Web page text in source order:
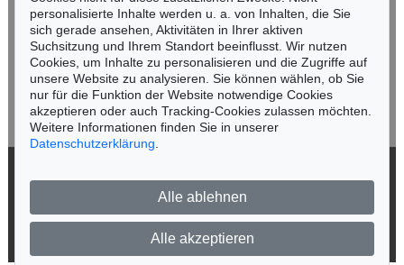
Auktion 418 - Lot 69
Ergebnis:€ 19.050
Jetzt zum Newsletter anmelden >
Impressum
personalisierte Inhalte werden u. a. von Inhalten, die Sie
sich gerade ansehen, Aktivitäten in Ihrer aktiven
Suchsitzung und Ihrem Standort beeinflusst. Wir nutzen
Cookies, um Inhalte zu personalisieren und die Zugriffe auf
unsere Website zu analysieren. Sie können wählen, ob Sie
nur für die Funktion der Website notwendige Cookies
akzeptieren oder auch Tracking-Cookies zulassen möchten.
Weitere Informationen finden Sie in unserer
Datenschutzerklärung
Alle ablehnen
Alle akzeptieren